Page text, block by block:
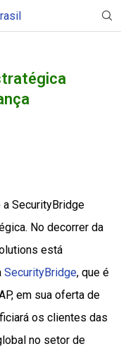
a SecurityBridge
No decorrer da
está
SecurityBridge, que é
em sua oferta de
os clientes das
no setor de